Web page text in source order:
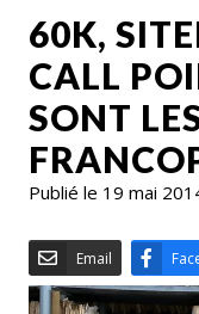
60K,
CALL
SONT
Publié le 19 mai